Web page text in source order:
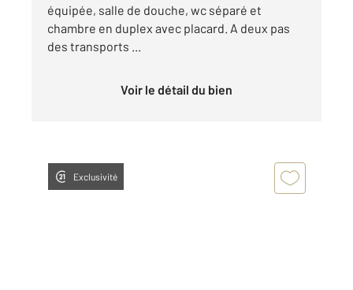
équipée, salle de douche, wc séparé et
chambre en duplex avec placard. A deux pas
des transports ...
Voir le détail du bien
Exclusivité